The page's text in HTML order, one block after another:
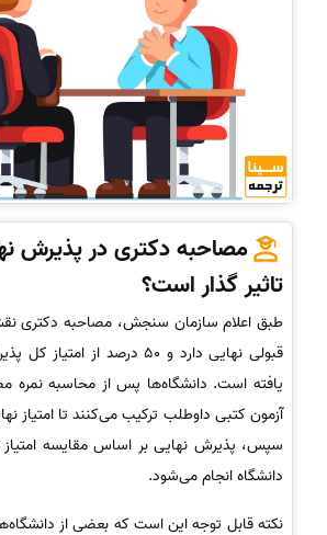
مصاحبه دکتری در پذیرش
تاثیر گذار است؟
طبق اعلام سازمان سنجش، مصاحبه دکتری
قبولی نهایی دارد و 50 درصد از
یافته است. دانشگاه‌ها پس از محاسبه نمره
آزمون کتبی داوطلب ترکیب می‌کنند تا
سپس، پذیرش نهایی بر اساس مقایسه
دانشگاه انجام می‌شود.
نکته قابل توجه این است که بعضی از